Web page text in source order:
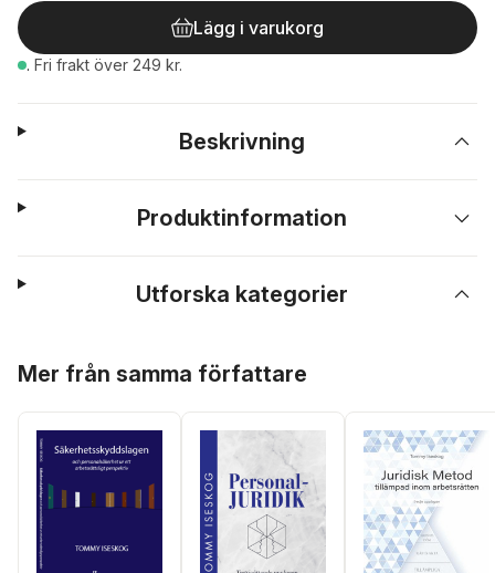
Lägg i varukorg
. Fri frakt över 249 kr.
Beskrivning
Produktinformation
Utforska kategorier
Mer från samma författare